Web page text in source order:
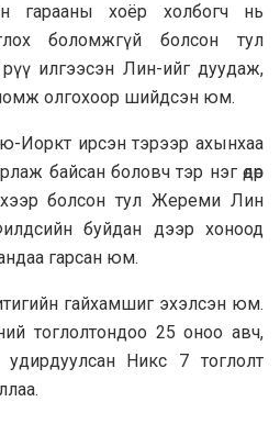
гарааны хоёр холбогч нь
боломжгүй болсон тул
рүү илгээсэн Лин-ийг дуудаж,
олгохоор шийдсэн юм.
Иоркт ирсэн тэрээр ахынхаа
байсан боловч тэр нэг өдөр
болсон тул Жереми Лин
буйдан дээр хоноод
гарсан юм.
гайхамшиг эхэлсэн юм.
тоглолтондоо 25 оноо авч,
Никс 7 тоглолт